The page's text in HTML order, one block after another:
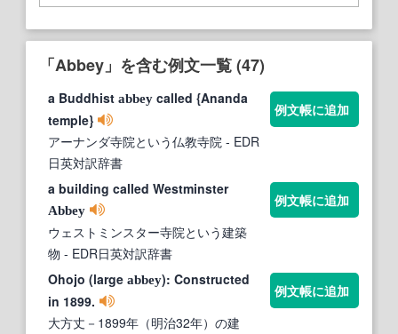
「Abbey」を含む例文一覧 (47)
a Buddhist abbey called {Ananda
temple}
アーナンダ寺院という仏教寺院 - EDR
日英対訳辞書
例文帳に追加
a building called Westminster
Abbey
ウェストミンスター寺院という建築
物 - EDR日英対訳辞書
例文帳に追加
Ohojo (large abbey): Constructed
in 1899.
大方丈－1899年（明治32年）の建
例文帳に追加